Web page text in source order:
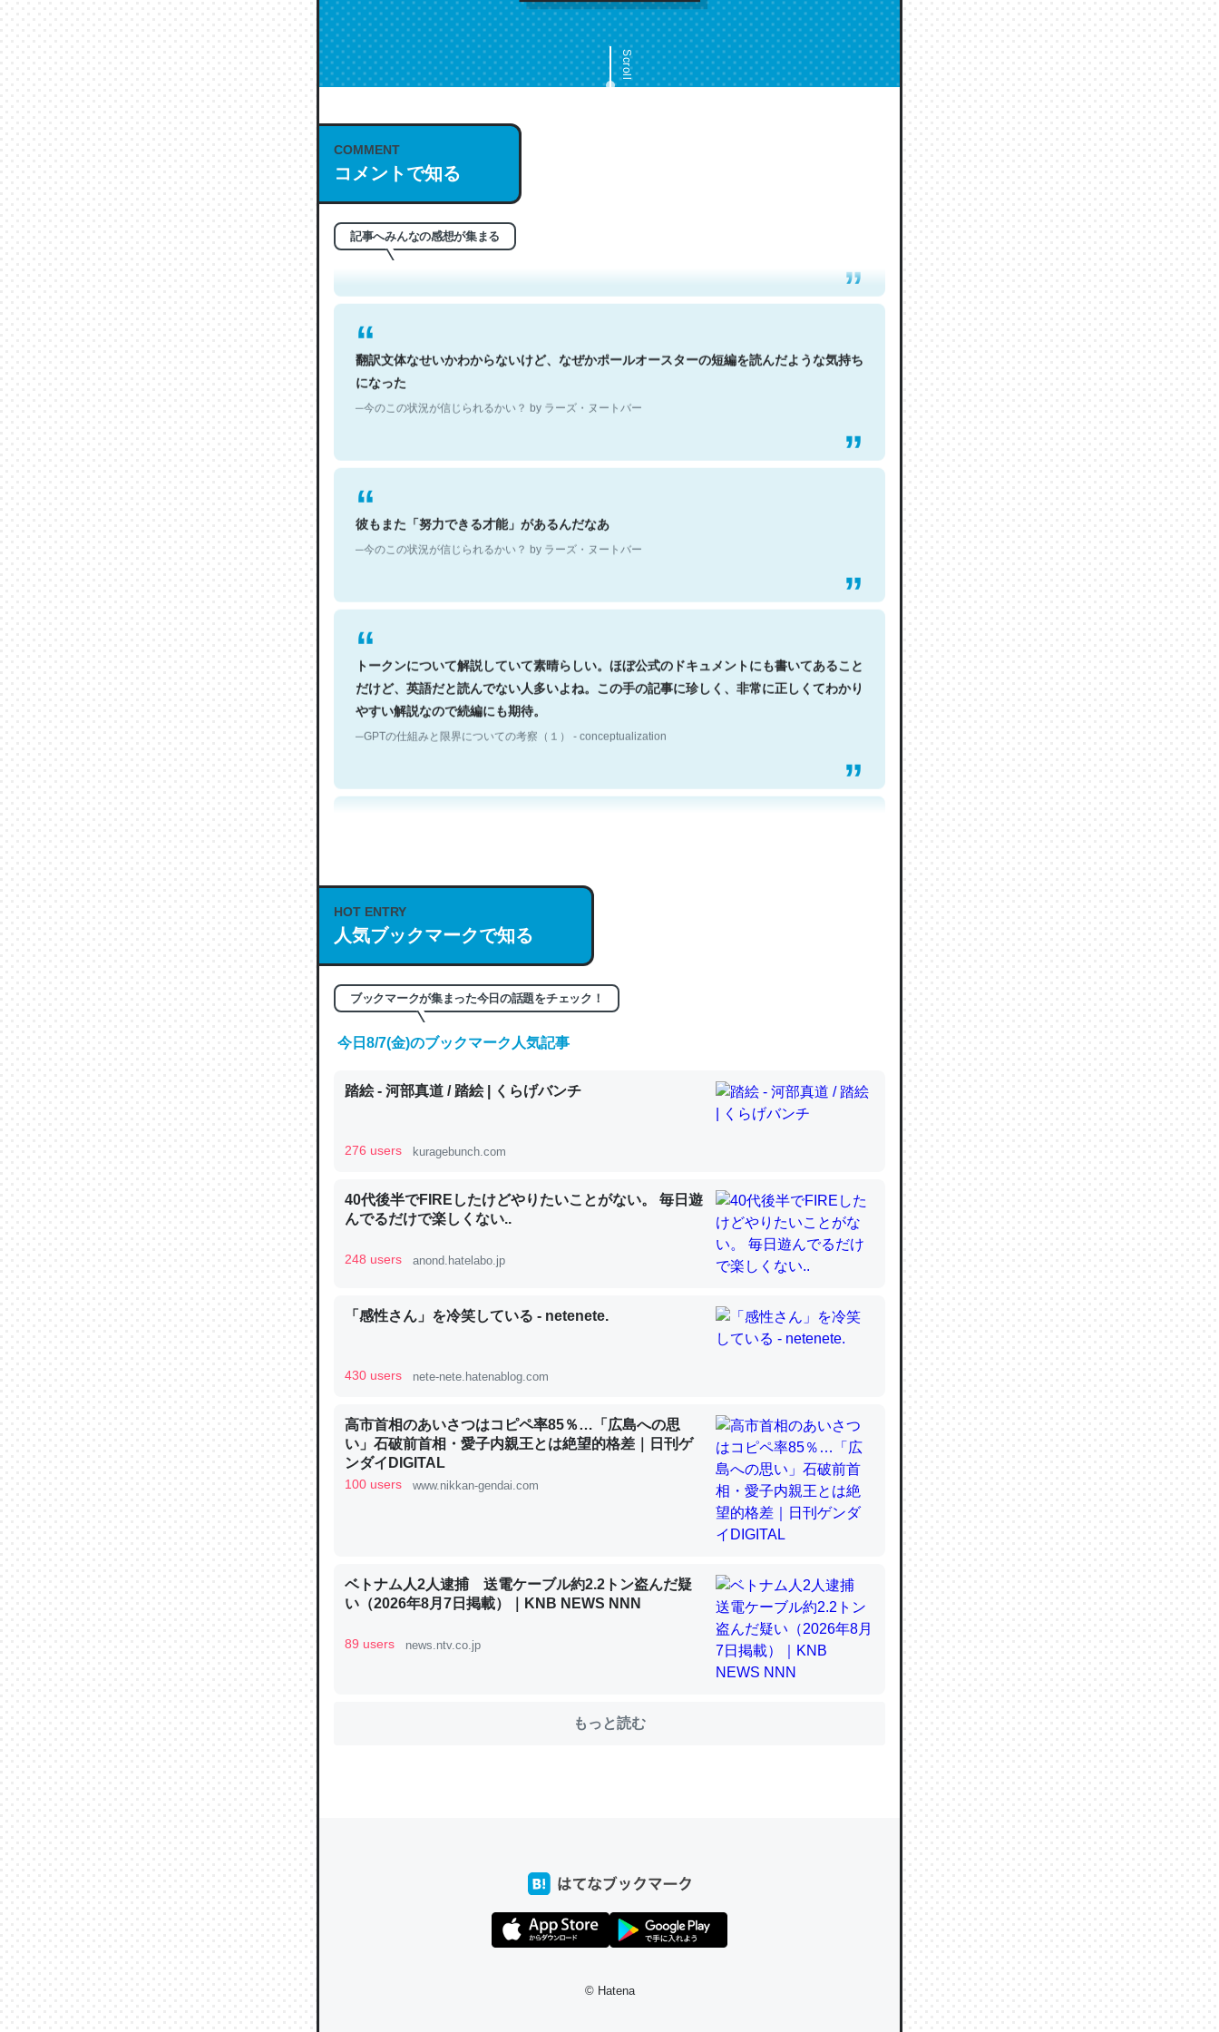
Scroll
COMMENT
コメントで知る
記事へみんなの感想が集まる
これは名文。彼はとてもクレバーなんだろうなと凄く思う。英語少しでも読める人は原文
もお勧め。自分はこの流れ好き。Let’s Fucking Go. Then Covid hit. Shit.
─今のこの状況が信じられるかい？ by ラーズ・ヌートバー
翻訳文体なせいかわからないけど、なぜかポールオースターの短編を読んだような気持ち
になった
─今のこの状況が信じられるかい？ by ラーズ・ヌートバー
彼もまた「努力できる才能」があるんだなあ
─今のこの状況が信じられるかい？ by ラーズ・ヌートバー
トークンについて解説していて素晴らしい。ほぼ公式のドキュメントにも書いてあること
だけど、英語だと読んでない人多いよね。この手の記事に珍しく、非常に正しくてわかり
やすい解説なので続編にも期待。
─GPTの仕組みと限界についての考察（１） - conceptualization
これは良記事。32768トークンだと英語小説100ページ分くらい。小説でいう「ずっと前
の伏線」は回収されないけど、短期記憶というには多い分量。進化すればするほど分かり
やすく強くなりそう
の600分の1程度。
─ニュース :: 【研究発表】昆虫学の大問題＝「昆虫はなぜ海にいないのか」に関する新仮説
論文では「淡水はカルシウムも酸素も不足してて両方に不利だから両方が拮抗してるので
は」とあって面白い。海にいる鋏角類（カブトガニ・ウミグモ）はカルシウムを使わずキ
─ニュース :: 【研究発表】昆虫学の大問題＝「昆虫はなぜ海にいないのか」に関する新仮説
これを元に考えるとカルシウムを大量に使う脊椎動物と貝類は苦労してるんだな…。腹足
─ニュース :: 【研究発表】昆虫学の大問題＝「昆虫はなぜ海にいないのか」に関する新仮説
中。あと、Googleマップで位置情報を共有してる。電池残量や充電中かが分かるのでこ
きる。一生で親と会える残り時間を日数にすると1週間とかの人が多いそうだけど、それ
を実質100倍以上に伸ばす効果があるはず……
HOT ENTRY
人気ブックマークで知る
ブックマークが集まった今日の話題をチェック！
今日8/7(金)のブックマーク人気記事
踏絵 - 河部真道 / 踏絵 | くらげバンチ
276 users kuragebunch.com
40代後半でFIREしたけどやりたいことがない。 毎日遊
んでるだけで楽しくない..
248 users anond.hatelabo.jp
「感性さん」を冷笑している - netenete.
430 users nete-nete.hatenablog.com
高市首相のあいさつはコピペ率85％…「広島への思
い」石破前首相・愛子内親王とは絶望的格差｜日刊ゲ
ンダイDIGITAL
100 users www.nikkan-gendai.com
ベトナム人2人逮捕 送電ケーブル約2.2トン盗んだ疑
い（2026年8月7日掲載）｜KNB NEWS NNN
89 users news.ntv.co.jp
もっと読む
© Hatena